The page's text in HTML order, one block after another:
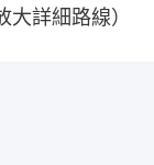
詳細路線）